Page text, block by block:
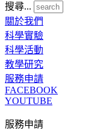
搜尋...
關於我們
科學實驗
科學活動
教學研究
服務申請
FACEBOOK
YOUTUBE
服務申請